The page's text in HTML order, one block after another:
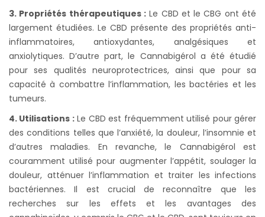
3. Propriétés thérapeutiques:Le CBD et le CBG ont été
largement étudiées. Le CBD présente des propriétés anti-
inflammatoires, antioxydantes, analgésiques et
anxiolytiques. D’autre part, le Cannabigérol a été étudié
pour ses qualités neuroprotectrices, ainsi que pour sa
capacité à combattre l’inflammation, les bactéries et les
tumeurs.
4. Utilisations :Le CBD est fréquemment utilisé pour gérer
des conditions telles que l’anxiété, la douleur, l’insomnie et
d’autres maladies. En revanche, le Cannabigérol est
couramment utilisé pour augmenter l’appétit, soulager la
douleur, atténuer l’inflammation et traiter les infections
bactériennes. Il est crucial de reconnaître que les
recherches sur les effets et les avantages des